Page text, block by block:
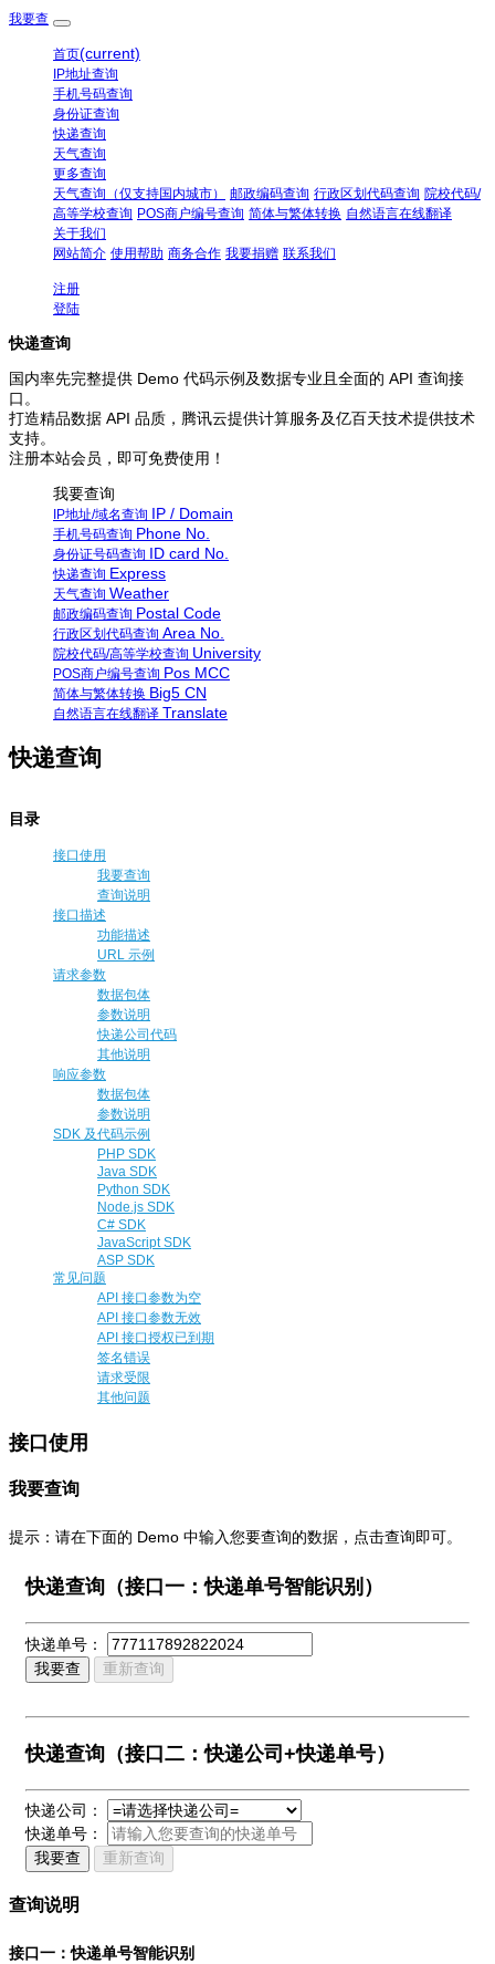
我要查
首页(current)
IP地址查询
手机号码查询
身份证查询
快递查询
天气查询
更多查询
天气查询（仅支持国内城市）
邮政编码查询 行政区划代码查询 院校代码/
高等学校查询 POS商户编号查询 简体与繁体转换 自然语言在线翻译
关于我们
网站简介 使用帮助 商务合作 我要捐赠 联系我们
注册
登陆
快递查询
国内率先完整提供 Demo 代码示例及数据专业且全面的 API 查询接
口。
打造精品数据 API 品质，腾讯云提供计算服务及亿百天技术提供技术
支持。
注册本站会员，即可免费使用！
我要查询
IP地址/域名查询 IP / Domain
手机号码查询 Phone No.
身份证号码查询 ID card No.
快递查询 Express
天气查询 Weather
邮政编码查询 Postal Code
行政区划代码查询 Area No.
院校代码/高等学校查询 University
POS商户编号查询 Pos MCC
简体与繁体转换 Big5 CN
自然语言在线翻译 Translate
快递查询
目录
接口使用
我要查询
查询说明
接口描述
功能描述
URL 示例
请求参数
数据包体
参数说明
快递公司代码
其他说明
响应参数
数据包体
参数说明
SDK 及代码示例
PHP SDK
Java SDK
Python SDK
Node.js SDK
C# SDK
JavaScript SDK
ASP SDK
常见问题
API 接口参数为空
API 接口参数无效
API 接口授权已到期
签名错误
请求受限
其他问题
接口使用
我要查询
提示：请在下面的 Demo 中输入您要查询的数据，点击查询即可。
快递查询（接口一：快递单号智能识别）
快递单号：
我要查
重新查询
快递查询（接口二：快递公司+快递单号）
快递公司：
快递单号：
我要查
重新查询
查询说明
接口一：快递单号智能识别